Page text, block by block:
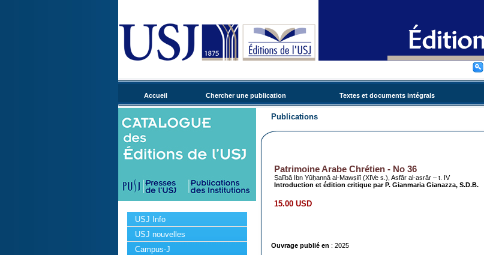
Accueil Chercher une publication Textes et documents intégrals
USJ Info
USJ nouvelles
Campus-J
Publications
Patrimoine Arabe Chrétien - No 36
Ṣalībā Ibn Yūḥannā al-Mawṣilī (XIVe s.), Asfār al-asrār – t. IV
Introduction et édition critique par P. Gianmaria Gianazza, S.D.B.
15.00 USD
Ouvrage publié en : 2025